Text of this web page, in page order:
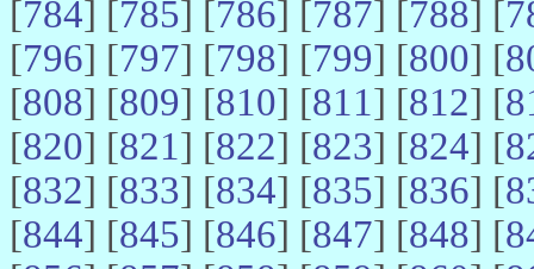
[784] [785] [786] [787] [788] [
[796] [797] [798] [799] [800] [
[808] [809] [810] [811] [812] [
[820] [821] [822] [823] [824] [
[832] [833] [834] [835] [836] [
[844] [845] [846] [847] [848] [